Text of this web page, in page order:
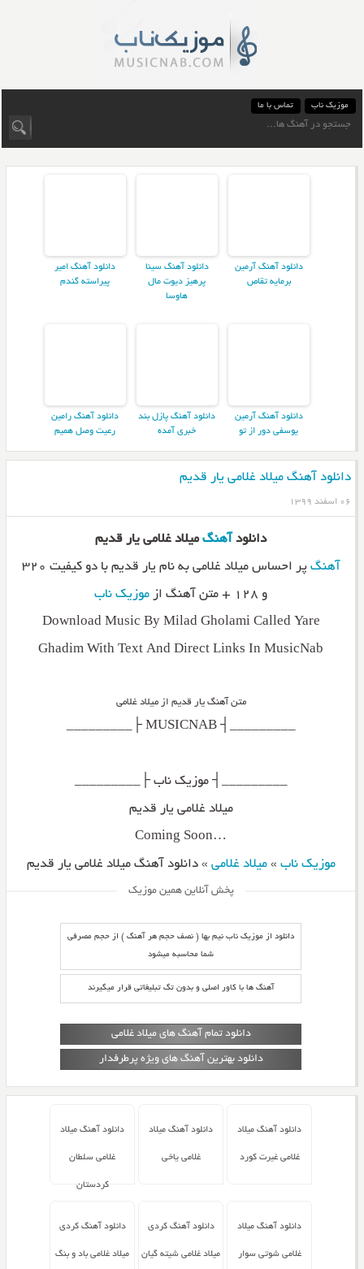
موزیک ناب تماس با ما
دانلود آهنگ آرمین
برمایه تقاص
دانلود آهنگ سینا
پرهیز دیوت مال
هاوسا
دانلود آهنگ امیر
پیراسته گندم
دانلود آهنگ آرمین
یوسفی دور از تو
دانلود آهنگ پازل بند
خبری آمده
دانلود آهنگ رامین
رعیت وصل همیم
دانلود آهنگ میلاد غلامی یار قدیم
۰۶ اسفند ۱۳۹۹
دانلود آهنگمیلاد غلامی یار قدیم
آهنگ
پر احساس میلاد غلامی به نام یار قدیم با دو کیفیت ۳۲۰
و ۱۲۸ + متن آهنگ از
موزیک ناب
Download Music By Milad Gholami Called Yare
Ghadim With Text And Direct Links In MusicNab
متن آهنگ یار قدیم از میلاد غلامی
_________┤ MUSICNAB ├_________
_________┤ موزیک ناب ├_________
میلاد غلامی یار قدیم
…Coming Soon
موزیک ناب »میلاد غلامی »دانلود آهنگ میلاد غلامی یار قدیم
پخش آنلاین همین موزیک
دانلود از موزیک ناب نیم بها ( نصف حجم هر آهنگ ) از حجم مصرفی
شما محاسبه میشود
آهنگ ها با کاور اصلی و بدون تگ تبلیغاتی قرار میگیرند
دانلود تمام آهنگ های میلاد غلامی
دانلود بهترین آهنگ های ویژه پرطرفدار
دانلود آهنگ میلاد
غلامی غیرت کورد
دانلود آهنگ میلاد
غلامی یاخی
دانلود آهنگ میلاد
غلامی سلطان
کردستان
دانلود آهنگ میلاد
غلامی شوتی سوار
دانلود آهنگ کردی
میلاد غلامی شیته گیان
دانلود آهنگ کردی
میلاد غلامی باد و بنگ